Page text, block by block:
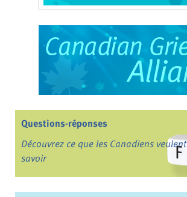
Questions-réponses
Découvrez ce que les Canadiens veulent
savoir